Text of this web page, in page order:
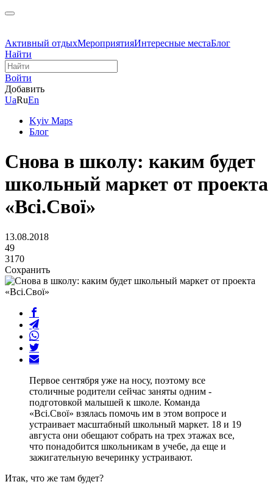
Активный отдыхМероприятияИнтересные местаБлог
Найти
Войти
Добавить
UaRuEn
Kyiv Maps
Блог
Снова в школу: каким будет
школьный маркет от проекта
«Всі.Свої»
13.08.2018
49
3170
Сохранить
Первое сентября уже на носу, поэтому все
столичные родители сейчас заняты одним -
подготовкой малышей к школе. Команда
«Всі.Свої» взялась помочь им в этом вопросе и
устраивает масштабный школьный маркет. 18 и 19
августа они обещают собрать на трех этажах все,
что понадобится школьникам в учебе, да еще и
зажигательную вечеринку устраивают.
Итак, что же там будет?